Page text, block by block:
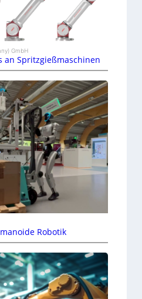
GmbH
an Spritzgießmaschinen
Robotik